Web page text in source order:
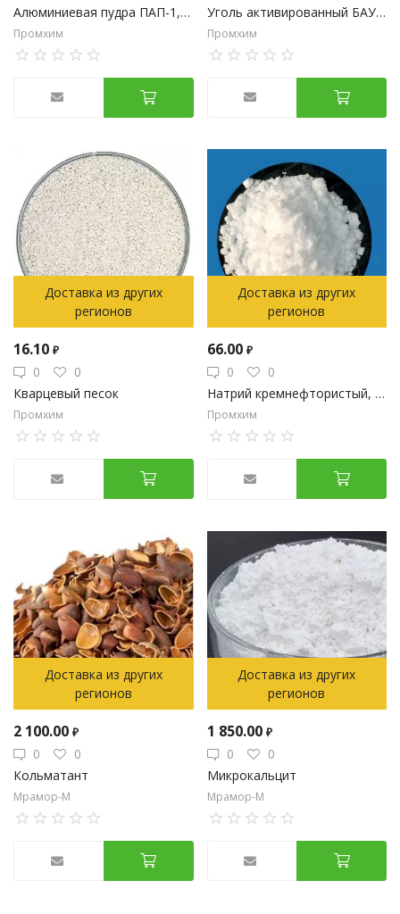
Алюминиевая пудра ПАП-1, ПАП-2
Промхим
Уголь активированный БАУ-А
Промхим
Доставка из других
регионов
16.10 ₽
0
0
Кварцевый песок
Промхим
Доставка из других
регионов
66.00 ₽
0
0
Натрий кремнефтористый, технический
Промхим
Доставка из других
регионов
2 100.00 ₽
0
0
Кольматант
Мрамор-М
Доставка из других
регионов
1 850.00 ₽
0
0
Микрокальцит
Мрамор-М